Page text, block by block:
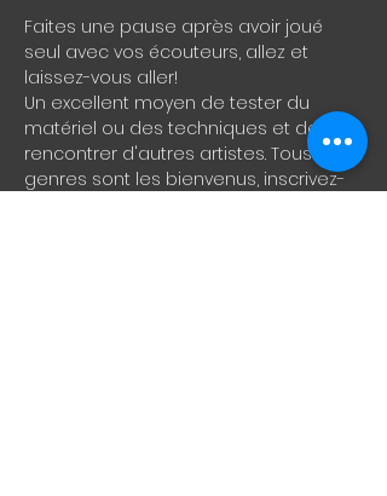
Faites une pause après avoir joué
seul avec vos écouteurs, allez et
laissez-vous aller!
Un excellent moyen de tester du
matériel ou des techniques et de
rencontrer d'autres artistes. Tous les
genres sont les bienvenus, inscrivez-